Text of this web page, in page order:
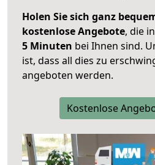
Holen Sie sich ganz
kostenlose Angebote, die
5 Minuten bei Ihnen sind.
ist, dass all dies zu
angeboten werden.
Kostenlose